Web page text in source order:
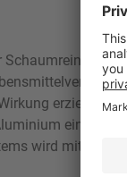
erzielt,
wird mit 4 bis